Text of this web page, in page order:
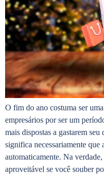
O fim do ano costuma ser
empresários por ser um
mais dispostas a gastarem
significa necessariamente que
automaticamente. Na
aproveitável se você souber